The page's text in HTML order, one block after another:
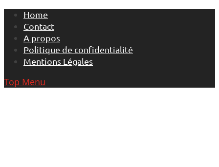
Skip
content
Home
Contact
A propos
Politique de confidentialité
Mentions Légales
Top Menu